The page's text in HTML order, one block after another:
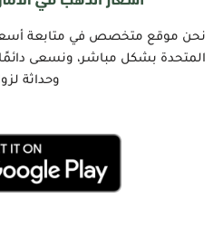
نحن موقع متخصص في متابعة أسعار
المتحدة بشكل مباشر، ونسعى دائمًا
وحداثة